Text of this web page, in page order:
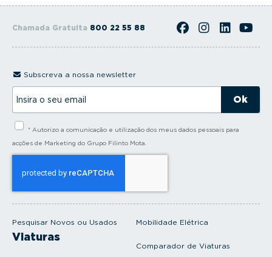
Chamada Gratuita 800 22 55 88
Pesquisar Novos ou Usados
Viaturas
Mobilidade Elétrica
Comparador de Viaturas
Subscreva a nossa newsletter
s
l
* Autorizo a comunicação e utilização dos meus dados pessoais para
acções de Marketing do Grupo Filinto Mota.